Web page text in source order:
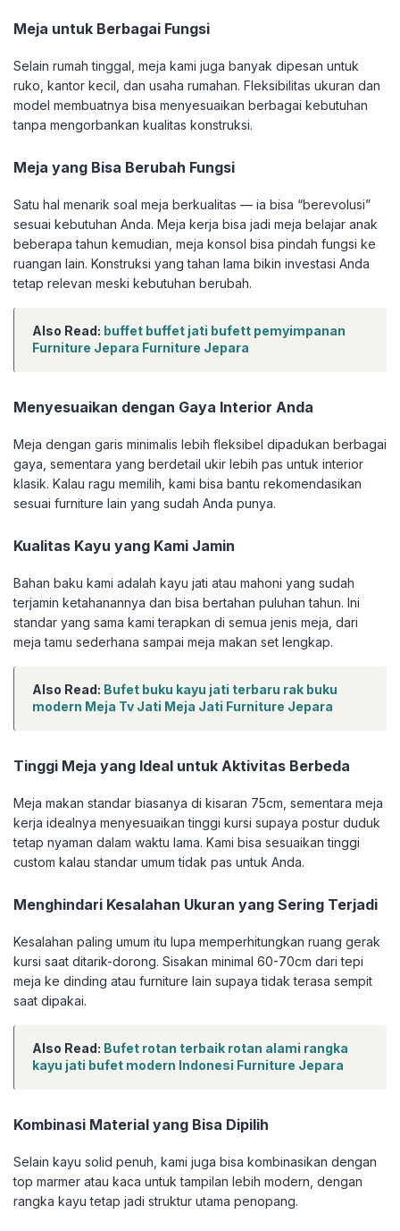
Meja untuk Berbagai Fungsi
Selain rumah tinggal, meja kami juga banyak dipesan untuk
ruko, kantor kecil, dan usaha rumahan. Fleksibilitas ukuran dan
model membuatnya bisa menyesuaikan berbagai kebutuhan
tanpa mengorbankan kualitas konstruksi.
Meja yang Bisa Berubah Fungsi
Satu hal menarik soal meja berkualitas — ia bisa “berevolusi”
sesuai kebutuhan Anda. Meja kerja bisa jadi meja belajar anak
beberapa tahun kemudian, meja konsol bisa pindah fungsi ke
ruangan lain. Konstruksi yang tahan lama bikin investasi Anda
tetap relevan meski kebutuhan berubah.
Also Read: buffet buffet jati bufett pemyimpanan
Furniture Jepara Furniture Jepara
Menyesuaikan dengan Gaya Interior Anda
Meja dengan garis minimalis lebih fleksibel dipadukan berbagai
gaya, sementara yang berdetail ukir lebih pas untuk interior
klasik. Kalau ragu memilih, kami bisa bantu rekomendasikan
sesuai furniture lain yang sudah Anda punya.
Kualitas Kayu yang Kami Jamin
Bahan baku kami adalah kayu jati atau mahoni yang sudah
terjamin ketahanannya dan bisa bertahan puluhan tahun. Ini
standar yang sama kami terapkan di semua jenis meja, dari
meja tamu sederhana sampai meja makan set lengkap.
Also Read: Bufet buku kayu jati terbaru rak buku
modern Meja Tv Jati Meja Jati Furniture Jepara
Tinggi Meja yang Ideal untuk Aktivitas Berbeda
Meja makan standar biasanya di kisaran 75cm, sementara meja
kerja idealnya menyesuaikan tinggi kursi supaya postur duduk
tetap nyaman dalam waktu lama. Kami bisa sesuaikan tinggi
custom kalau standar umum tidak pas untuk Anda.
Menghindari Kesalahan Ukuran yang Sering Terjadi
Kesalahan paling umum itu lupa memperhitungkan ruang gerak
kursi saat ditarik-dorong. Sisakan minimal 60-70cm dari tepi
meja ke dinding atau furniture lain supaya tidak terasa sempit
saat dipakai.
Also Read: Bufet rotan terbaik rotan alami rangka
kayu jati bufet modern Indonesi Furniture Jepara
Kombinasi Material yang Bisa Dipilih
Selain kayu solid penuh, kami juga bisa kombinasikan dengan
top marmer atau kaca untuk tampilan lebih modern, dengan
rangka kayu tetap jadi struktur utama penopang.